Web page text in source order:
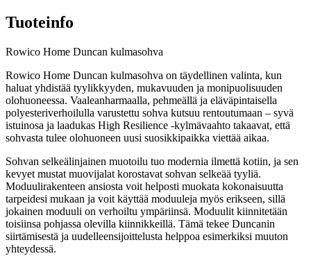
Tuoteinfo
Rowico Home Duncan kulmasohva
Rowico Home Duncan kulmasohva on täydellinen valinta, kun
haluat yhdistää tyylikkyyden, mukavuuden ja monipuolisuuden
olohuoneessa. Vaaleanharmaalla, pehmeällä ja eläväpintaisella
polyesteriverhoilulla varustettu sohva kutsuu rentoutumaan – syvä
istuinosa ja laadukas High Resilience -kylmävaahto takaavat, että
sohvasta tulee olohuoneen uusi suosikkipaikka viettää aikaa.
Sohvan selkeälinjainen muotoilu tuo modernia ilmettä kotiin, ja sen
kevyet mustat muovijalat korostavat sohvan selkeää tyyliä.
Moduulirakenteen ansiosta voit helposti muokata kokonaisuutta
tarpeidesi mukaan ja voit käyttää moduuleja myös erikseen, sillä
jokainen moduuli on verhoiltu ympäriinsä. Moduulit kiinnitetään
toisiinsa pohjassa olevilla kiinnikkeillä. Tämä tekee Duncanin
siirtämisestä ja uudelleensijoittelusta helppoa esimerkiksi muuton
yhteydessä.